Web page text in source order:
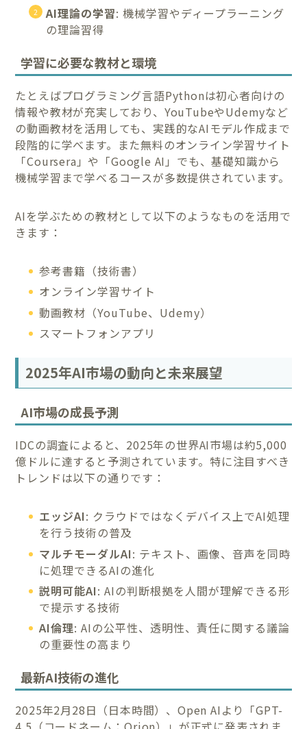
AI理論の学習: 機械学習やディープラーニング
の理論習得
学習に必要な教材と環境
たとえばプログラミング言語Pythonは初心者向けの
情報や教材が充実しており、YouTubeやUdemyなど
の動画教材を活用しても、実践的なAIモデル作成まで
段階的に学べます。また無料のオンライン学習サイト
「Coursera」や「Google AI」でも、基礎知識から
機械学習まで学べるコースが多数提供されています。
AIを学ぶための教材として以下のようなものを活用で
きます：
参考書籍（技術書）
オンライン学習サイト
動画教材（YouTube、Udemy）
スマートフォンアプリ
2025年AI市場の動向と未来展望
AI市場の成長予測
IDCの調査によると、2025年の世界AI市場は約5,000
億ドルに達すると予測されています。特に注目すべき
トレンドは以下の通りです：
エッジAI: クラウドではなくデバイス上でAI処理
を行う技術の普及
マルチモーダルAI: テキスト、画像、音声を同時
に処理できるAIの進化
説明可能AI: AIの判断根拠を人間が理解できる形
で提示する技術
AI倫理: AIの公平性、透明性、責任に関する議論
の重要性の高まり
最新AI技術の進化
2025年2月28日（日本時間）、Open AIより「GPT-